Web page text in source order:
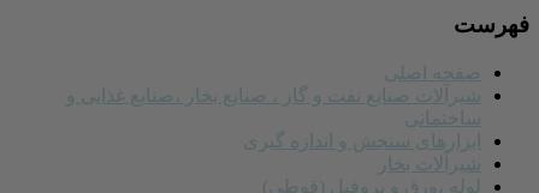
فهرست
صفحه اصلی
شیرآلات صنایع نفت و گاز ، صنایع بخار ،صنایع غذایی و
ساختمانی
ابزارهای سنجش و اندازه گیری
شیرآلات بخار
لوله ،ورق و پروفیل (قوطی)